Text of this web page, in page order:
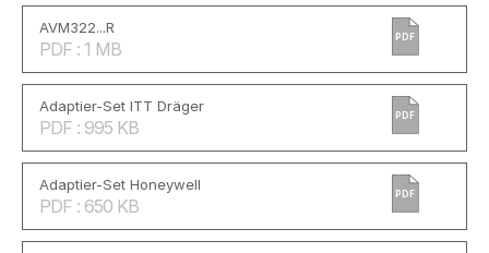
AVM322...R
PDF : 1 MB
PDF
Adaptier-Set ITT Dräger
PDF : 995 KB
PDF
Adaptier-Set Honeywell
PDF : 650 KB
PDF